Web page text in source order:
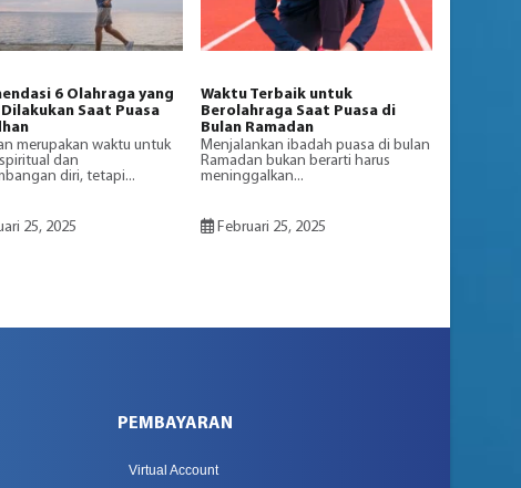
6 Olahraga yang
Saat Puasa
merupakan waktu untuk
dan
diri, tetapi...
25, 2025
Waktu Terbaik untuk
Berolahraga Saat Puasa di
Bulan Ramadan
Menjalankan ibadah puasa di bulan
Ramadan bukan berarti harus
meninggalkan...
Februari 25, 2025
PEMBAYARAN
Virtual Account